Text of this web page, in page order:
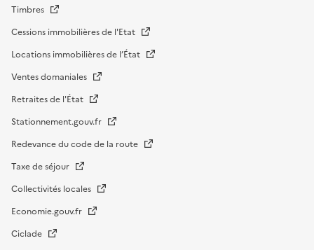
Timbres
Cessions immobilières de l'Etat
Locations immobilières de l’État
Ventes domaniales
Retraites de l'État
Stationnement.gouv.fr
Redevance du code de la route
Taxe de séjour
Collectivités locales
Economie.gouv.fr
Ciclade